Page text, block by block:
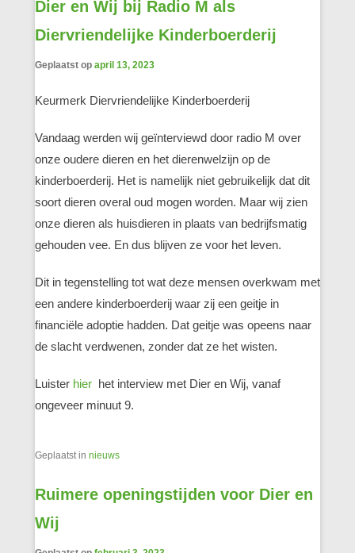
Dier en Wij bij Radio M als
Diervriendelijke Kinderboerderij
Geplaatst op april 13, 2023
Keurmerk Diervriendelijke Kinderboerderij
Vandaag werden wij geïnterviewd door radio M over
onze oudere dieren en het dierenwelzijn op de
kinderboerderij. Het is namelijk niet gebruikelijk dat dit
soort dieren overal oud mogen worden. Maar wij zien
onze dieren als huisdieren in plaats van bedrijfsmatig
gehouden vee. En dus blijven ze voor het leven.
Dit in tegenstelling tot wat deze mensen overkwam met
een andere kinderboerderij waar zij een geitje in
financiële adoptie hadden. Dat geitje was opeens naar
de slacht verdwenen, zonder dat ze het wisten.
Luister hier het interview met Dier en Wij, vanaf
ongeveer minuut 9.
Geplaatst in nieuws
Ruimere openingstijden voor Dier en
Wij